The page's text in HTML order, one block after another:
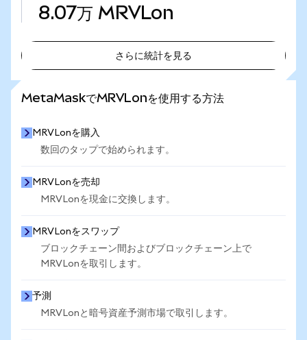
8.07万 MRVLon
さらに統計を見る
MetaMaskでMRVLonを使用する方法
MRVLonを購入
数回のタップで始められます。
MRVLonを売却
MRVLonを現金に交換します。
MRVLonをスワップ
ブロックチェーン間およびブロックチェーン上で
MRVLonを取引します。
予測
MRVLonと暗号資産予測市場で取引します。